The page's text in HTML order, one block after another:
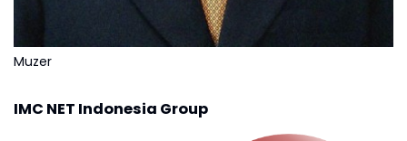
Muzer
IMC NET Indonesia Group